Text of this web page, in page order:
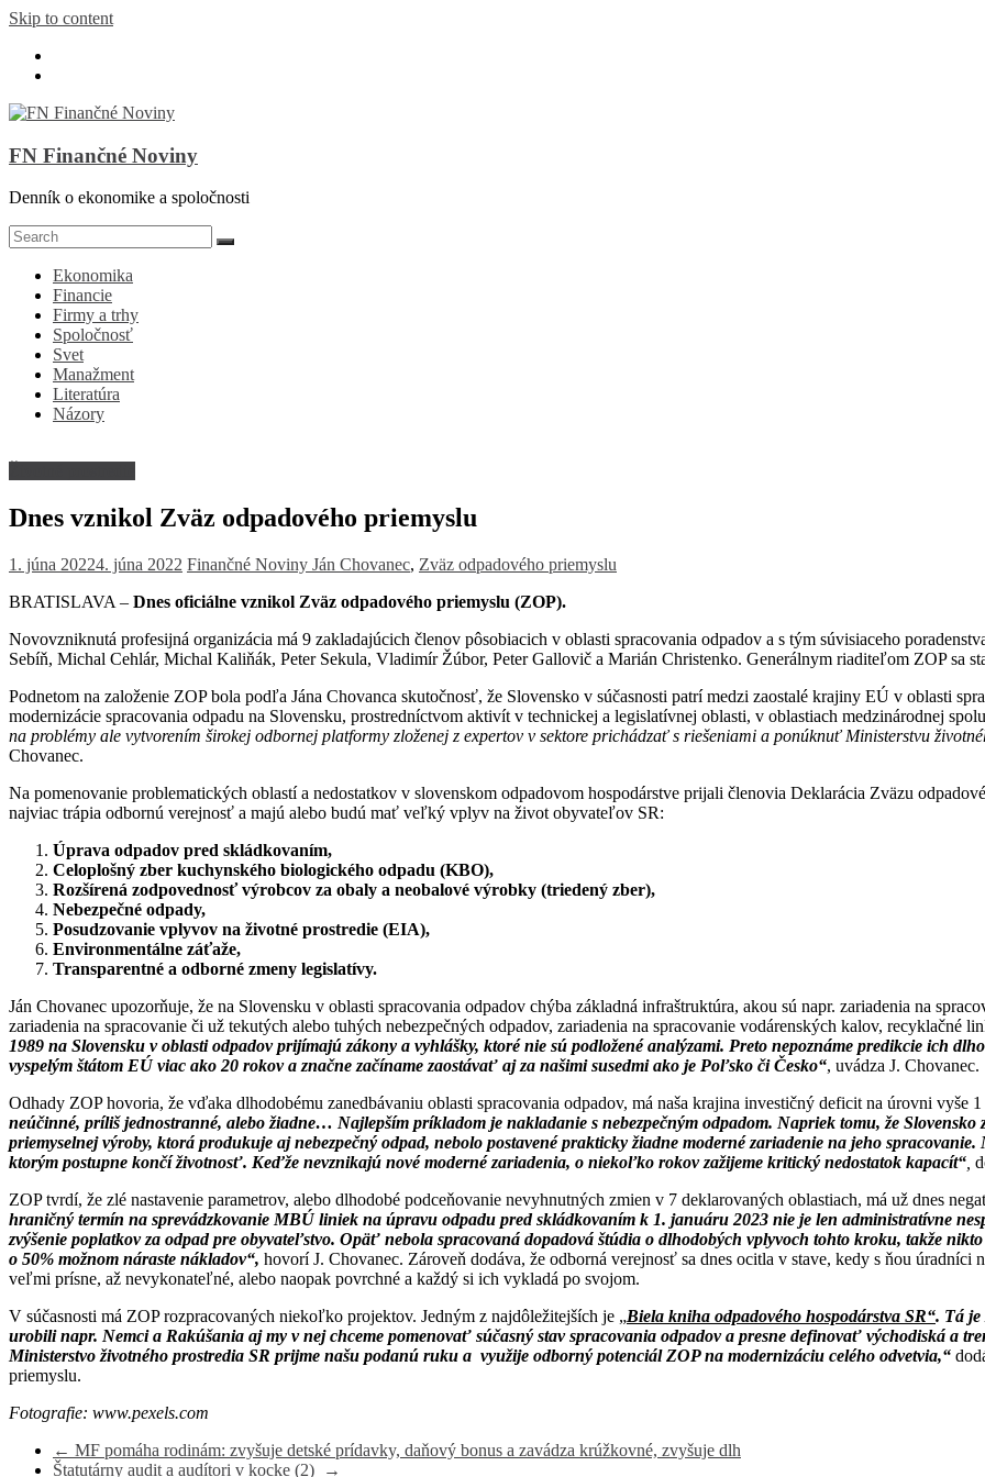
Skip to content
FN Finančné Noviny
Denník o ekonomike a spoločnosti
Ekonomika
Financie
Firmy a trhy
Spoločnosť
Svet
Manažment
Literatúra
Názory
Dnes vznikol Zväz odpadového priemyslu
1. júna 20224. júna 2022 Finančné Noviny Ján Chovanec, Zväz odpadového priemyslu
BRATISLAVA – Dnes oficiálne vznikol Zväz odpadového priemyslu (ZOP).
Novovzniknutá profesijná organizácia má 9 zakladajúcich členov pôsobiacich v oblasti spracovania odpadov a s tým súvisiaceho
Sebíň, Michal Cehlár, Michal Kaliňák, Peter Sekula, Vladimír Žúbor, Peter Gallovič a Marián Christenko. Generálnym riaditeľom ZOP sa
Podnetom na založenie ZOP bola podľa Jána Chovanca skutočnosť, že Slovensko v súčasnosti patrí medzi zaostalé krajiny EÚ v oblasti
modernizácie spracovania odpadu na Slovensku, prostredníctvom aktivít v technickej a legislatívnej oblasti, v oblastiach medzinárodnej
na problémy ale vytvorením širokej odbornej platformy zloženej z expertov v sektore prichádzať s riešeniami a ponúknuť Ministerstvu
Chovanec.
Na pomenovanie problematických oblastí a nedostatkov v slovenskom odpadovom hospodárstve prijali členovia Deklarácia Zväzu
najviac trápia odbornú verejnosť a majú alebo budú mať veľký vplyv na život obyvateľov SR:
Úprava odpadov pred skládkovaním,
Celoplošný zber kuchynského biologického odpadu (KBO),
Rozšírená zodpovednosť výrobcov za obaly a neobalové výrobky (triedený zber),
Nebezpečné odpady,
Posudzovanie vplyvov na životné prostredie (EIA),
Environmentálne záťaže,
Transparentné a odborné zmeny legislatívy.
Ján Chovanec upozorňuje, že na Slovensku v oblasti spracovania odpadov chýba základná infraštruktúra, akou sú napr. zariadenia na
zariadenia na spracovanie či už tekutých alebo tuhých nebezpečných odpadov, zariadenia na spracovanie vodárenských kalov, recyklačné
1989 na Slovensku v oblasti odpadov prijímajú zákony a vyhlášky, ktoré nie sú podložené analýzami. Preto nepoznáme predikcie ich
vyspelým štátom EÚ viac ako 20 rokov a značne začíname zaostávať aj za našimi susedmi ako je Poľsko či Česko“, uvádza J. Chovanec.
Odhady ZOP hovoria, že vďaka dlhodobému zanedbávaniu oblasti spracovania odpadov, má naša krajina investičný deficit na úrovni vyše
neúčinné, príliš jednostranné, alebo žiadne… Najlepším príkladom je nakladanie s nebezpečným odpadom. Napriek tomu, že
priemyselnej výroby, ktorá produkuje aj nebezpečný odpad, nebolo postavené prakticky žiadne moderné zariadenie na jeho
ktorým postupne končí životnosť. Keďže nevznikajú nové moderné zariadenia, o niekoľko rokov zažijeme kritický nedostatok kapacít“
ZOP tvrdí, že zlé nastavenie parametrov, alebo dlhodobé podceňovanie nevyhnutných zmien v 7 deklarovaných oblastiach, má už dnes
hraničný termín na sprevádzkovanie MBÚ liniek na úpravu odpadu pred skládkovaním k 1. januáru 2023 nie je len administratívne
zvýšenie poplatkov za odpad pre obyvateľstvo. Opäť nebola spracovaná dopadová štúdia o dlhodobých vplyvoch tohto kroku, takže
o 50% možnom náraste nákladov“, hovorí J. Chovanec. Zároveň dodáva, že odborná verejnosť sa dnes ocitla v stave, kedy s ňou
veľmi prísne, až nevykonateľné, alebo naopak povrchné a každý si ich vykladá po svojom.
V súčasnosti má ZOP rozpracovaných niekoľko projektov. Jedným z najdôležitejších je „Biela kniha odpadového hospodárstva SR“. Tá je
urobili napr. Nemci a Rakúšania aj my v nej chceme pomenovať súčasný stav spracovania odpadov a presne definovať východiská a
Ministerstvo životného prostredia SR prijme našu podanú ruku a využije odborný potenciál ZOP na modernizáciu celého odvetvia,“
priemyslu.
Fotografie: www.pexels.com
← MF pomáha rodinám: zvyšuje detské prídavky, daňový bonus a zavádza krúžkovné, zvyšuje dlh
Štatutárny audit a audítori v kocke (2)
→